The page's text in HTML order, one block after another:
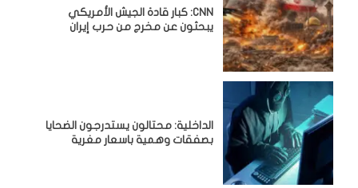
CNN: كبار قادة الجيش الأمريكي
يبحثون عن مخرج من حرب إيران
الداخلية: محتالون يستدرجون الضحايا
بصفقات وهمية باسعار مغرية